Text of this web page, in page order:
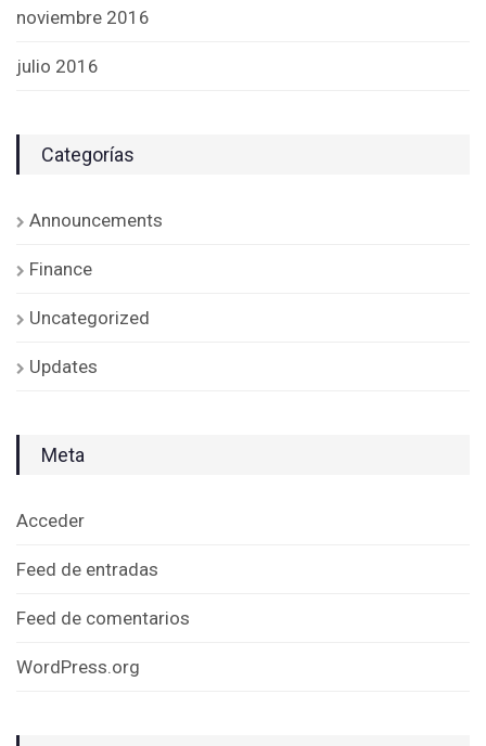
noviembre 2016
julio 2016
Categorías
Announcements
Finance
Uncategorized
Updates
Meta
Acceder
Feed de entradas
Feed de comentarios
WordPress.org